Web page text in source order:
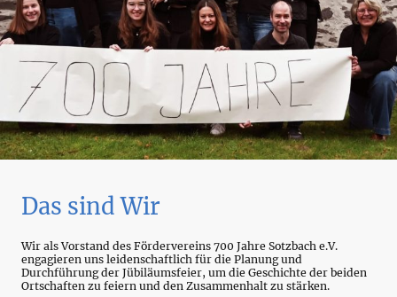
Das sind Wir
Wir als Vorstand des Fördervereins 700 Jahre Sotzbach e.V.
engagieren uns leidenschaftlich für die Planung und
Durchführung der Jübiläumsfeier, um die Geschichte der beiden
Ortschaften zu feiern und den Zusammenhalt zu stärken.